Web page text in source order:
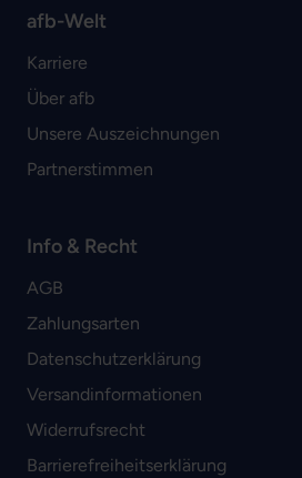
afb-Welt
Karriere
Über afb
Unsere Auszeichnungen
Partnerstimmen
Info & Recht
AGB
Zahlungsarten
Datenschutzerklärung
Versandinformationen
Widerrufsrecht
Barrierefreiheitserklärung